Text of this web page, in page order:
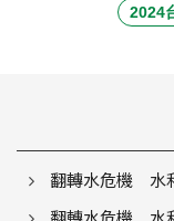
2024
翻轉水危機 水